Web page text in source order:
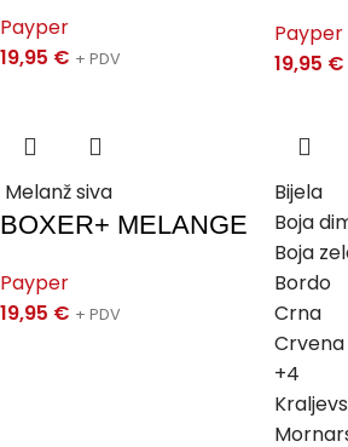
Payper
19,95 € + PDV
Payper
19,95 €
Melanž siva
BOXER+ MELANGE
Payper
19,95 € + PDV
Bijela
Boja
Boja
Bordo
Crna
Crvena
+4